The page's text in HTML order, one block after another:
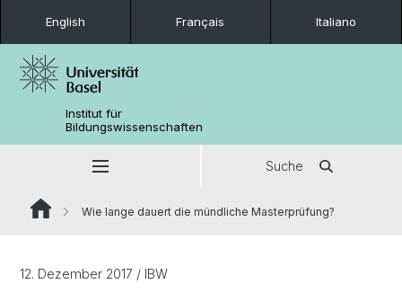
English Français Italiano
Institut für
Bildungswissenschaften
Suche
Wie lange dauert die mündliche Masterprüfung?
12. Dezember 2017 / IBW